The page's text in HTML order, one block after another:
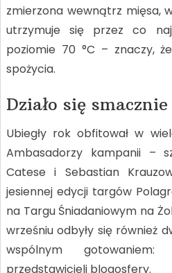
zmierzona wewnątrz mięsa,
utrzymuje się przez co
poziomie 70 °C – znaczy,
spożycia.
Działo się
Ubiegły rok obfitował w
Ambasadorzy kampanii –
Catese i Sebastian
jesiennej edycji targów
na Targu Śniadaniowym na
wrześniu odbyły się również
wspólnym
przedstawicieli blogosfery.